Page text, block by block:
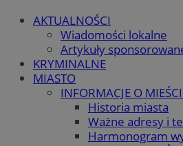
AKTUALNOŚCI
Wiadomości lokalne
Artykuły
KRYMINALNE
MIASTO
INFORMACJE O
Historia miasta
Ważne adresy i
Harmonogram